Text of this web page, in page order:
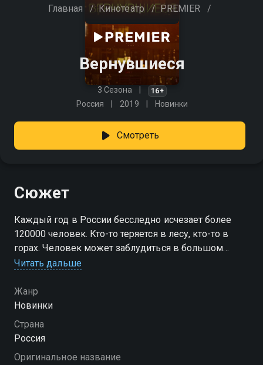
Главная / Кинотеатр / PREMIER /
Вернувшиеся
3 Сезона 16+
Россия 2019 Новинки
Смотреть
Сюжет
Каждый год в России бесследно исчезает более
120000 человек. Кто-то теряется в лесу, кто-то в
горах. Человек может заблудиться в большом
незнакомом городе. Дети убегают из дома и
и исчезают даже в знакомых районах. Проект
«Вернувшиеся» расскажет реальные истории о
людях, которых нашли, и о тех, кого все еще ищут...
Читать дальше
Жанр
Новинки
Страна
Россия
Оригинальное название